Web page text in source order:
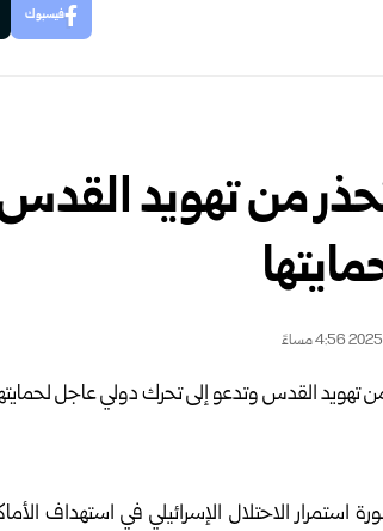
فيسبوك
من تهويد
الاحتلال الإسرائيلي في استهداف